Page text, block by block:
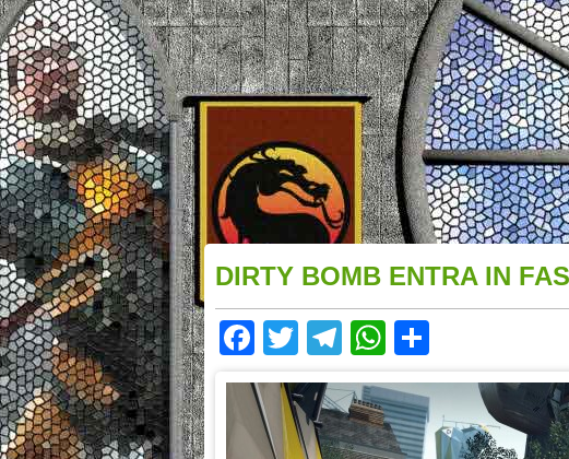
DIRTY BOMB ENTRA IN
Facebook
TwitterTelegram
WhatsApp